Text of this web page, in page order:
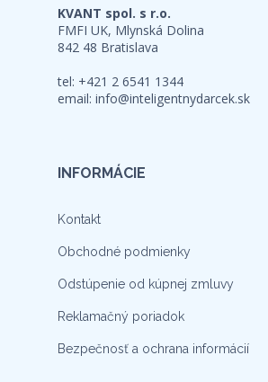
KVANT spol. s r.o.
FMFI UK, Mlynská Dolina
842 48 Bratislava
tel: +421 2 6541 1344
email: info@inteligentnydarcek.sk
INFORMÁCIE
Kontakt
Obchodné podmienky
Odstúpenie od kúpnej zmluvy
Reklamačný poriadok
Bezpečnosť a ochrana informácií